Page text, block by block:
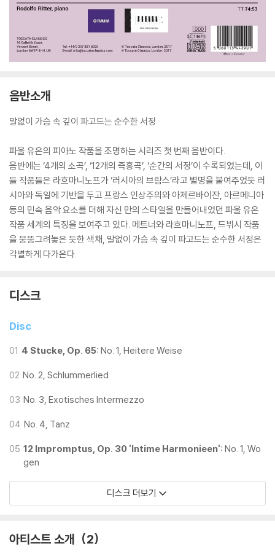
음반소개
말없이 가슴 속 깊이 파고드는 순수한 서정
파울 유온의 피아노 작품을 조명하는 시리즈 첫 번째 음반이다.
음반에는 ‘4개의 소곡’, ‘12개의 즉흥곡’, ‘순간의 서정’이 수록되었는데, 이
들 작품들은 라흐마니노프가 ‘러시아의 브람스’라고 별명을 붙여주었듯 러
시아와 독일에 기반을 두고 프랑스 인상주의와 아제르바이잔, 아르메니아
등의 민속 음악 요소를 더해 자신 만의 스타일을 만들어내었던 파울 유온
작품 세계의 특징을 보여주고 있다. 메트너와 라흐마니노프, 드뷔시 작품
을 뭉뚱그려놓은 듯한 색채, 말없이 가슴 속 깊이 파고드는 순수한 서정은
각별하게 다가온다.
디스크
Disc
01 4 Stucke, Op. 65: No. 1, Heitere Weise
02 No. 2, Schlummerlied
03 No. 3, Exotisches Intermezzo
04 No. 4, Tanz
05 12 Impromptus, Op. 30 'Intime Harmonieen': No. 1, Wo
gen
디스크 더보기
아티스트 소개 2